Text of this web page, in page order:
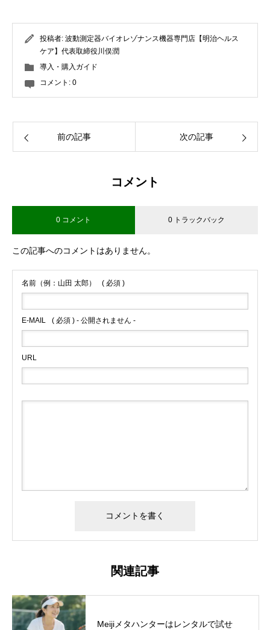
投稿者: 波動測定器バイオレゾナンス機器専門店【明治ヘルス
ケア】代表取締役川俣潤
導入・購入ガイド
コメント: 0
前の記事 次の記事
コメント
0 コメント 0 トラックバック
この記事へのコメントはありません。
名前（例：山田 太郎） ( 必須 )
E-MAIL ( 必須 ) - 公開されません -
URL
関連記事
Meijiメタハンターはレンタルで試せ